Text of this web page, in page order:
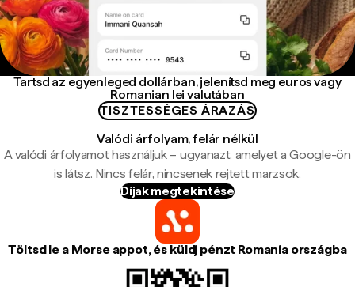
Tartsd az egyenleged dollárban, jelenítsd meg euros vagy
Romanian lei valutában
TISZTESSÉGES ÁRAZÁS
Valódi árfolyam, felár nélkül
A valódi árfolyamot használjuk – ugyanazt, amelyet a Google-ön
is látsz. Nincs felár, nincsenek rejtett marzsok.
Díjak megtekintése
Töltsd le a Morse appot, és küldj pénzt Romania országba